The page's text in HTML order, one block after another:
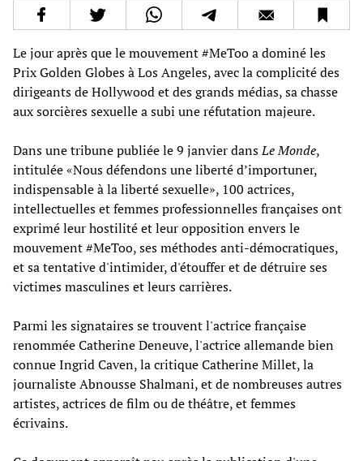
Le jour après que le mouvement #MeToo a dominé les
Prix Golden Globes à Los Angeles, avec la complicité des
dirigeants de Hollywood et des grands médias, sa chasse
aux sorcières sexuelle a subi une réfutation majeure.
Dans une tribune publiée le 9 janvier dansLe Monde,
intitulée «Nous défendons une liberté d’importuner,
indispensable à la liberté sexuelle», 100 actrices,
intellectuelles et femmes professionnelles françaises ont
exprimé leur hostilité et leur opposition envers le
mouvement #MeToo, ses méthodes anti-démocratiques,
et sa tentative d'intimider, d'étouffer et de détruire ses
victimes masculines et leurs carrières.
Parmi les signataires se trouvent l'actrice française
renommée Catherine Deneuve, l'actrice allemande bien
connue Ingrid Caven, la critique Catherine Millet, la
journaliste Abnousse Shalmani, et de nombreuses autres
artistes, actrices de film ou de théâtre, et femmes
écrivains.